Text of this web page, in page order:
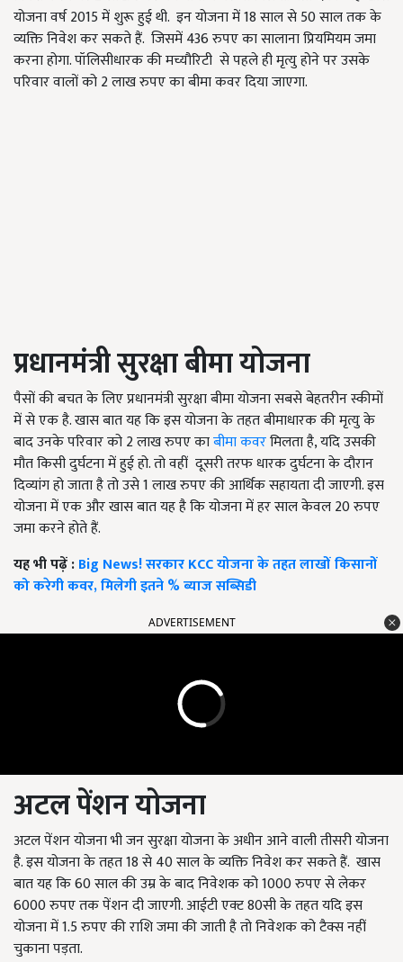
योजना वर्ष 2015 में शुरू हुई थी. इन योजना में 18 साल से 50 साल तक के
व्यक्ति निवेश कर सकते हैं. जिसमें 436 रुपए का सालाना प्रियमियम जमा
करना होगा. पॉलिसीधारक की मच्यौरिटी से पहले ही मृत्यु होने पर उसके
परिवार वालों को 2 लाख रुपए का बीमा कवर दिया जाएगा.
प्रधानमंत्री सुरक्षा बीमा योजना
पैसों की बचत के लिए प्रधानमंत्री सुरक्षा बीमा योजना सबसे बेहतरीन स्कीमों
में से एक है. खास बात यह कि इस योजना के तहत बीमाधारक की मृत्यु के
बाद उनके परिवार को 2 लाख रुपए काबीमा कवरमिलता है, यदि उसकी
मौत किसी दुर्घटना में हुई हो. तो वहीं दूसरी तरफ धारक दुर्घटना के दौरान
दिव्यांग हो जाता है तो उसे 1 लाख रुपए की आर्थिक सहायता दी जाएगी. इस
योजना में एक और खास बात यह है कि योजना में हर साल केवल 20 रुपए
जमा करने होते हैं.
यह भी पढ़ें :Big News! सरकार KCC योजना के तहत लाखों किसानों
को करेगी कवर, मिलेगी इतने % ब्याज सब्सिडी
ADVERTISEMENT
अटल पेंशन योजना
अटल पेंशन योजना भी जन सुरक्षा योजना के अधीन आने वाली तीसरी योजना
है. इस योजना के तहत 18से40साल के व्यक्ति निवेश कर सकते हैं. खास
बात यह कि 60 साल की उम्र के बाद निवेशक को 1000 रुपए से लेकर
6000 रुपए तक पेंशन दी जाएगी. आईटी एक्ट 80सी के तहत यदि इस
योजना में 1.5 रुपए की राशि जमा की जाती है तो निवेशक को टैक्स नहीं
चुकाना पड़ता.